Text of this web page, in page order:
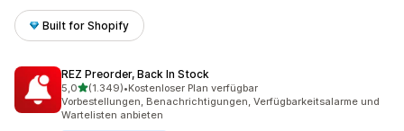
Built for Shopify
REZ Preorder, Back In Stock
5,0von 5 Sternen
(1.349)
1349 Rezensionen insgesamt
•Kostenloser Plan verfügbar
Vorbestellungen, Benachrichtigungen, Verfügbarkeitsalarme und
Wartelisten anbieten